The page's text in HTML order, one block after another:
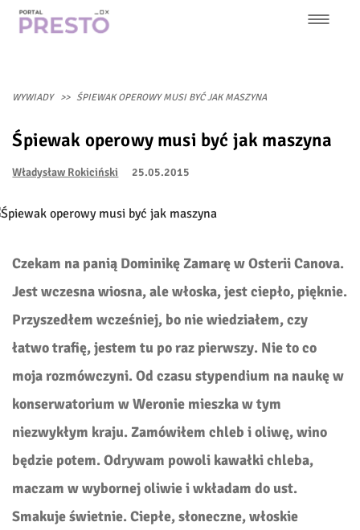
Przejdź
nawigacja
WYWIADY ŚPIEWAK OPEROWY MUSI BYĆ JAK MASZYNA
Śpiewak operowy musi być jak maszyna
Władysław Rokiciński 25.05.2015
Czekam na panią Dominikę Zamarę w Osterii Canova.
Jest wczesna wiosna, ale włoska, jest ciepło, pięknie.
Przyszedłem wcześniej, bo nie wiedziałem, czy
łatwo trafię, jestem tu po raz pierwszy. Nie to co
moja rozmówczyni. Od czasu stypendium na naukę w
konserwatorium w Weronie mieszka w tym
niezwykłym kraju. Zamówiłem chleb i oliwę, wino
będzie potem. Odrywam powoli kawałki chleba,
maczam w wybornej oliwie i wkładam do ust.
Smakuje świetnie. Ciepłe, słoneczne, włoskie